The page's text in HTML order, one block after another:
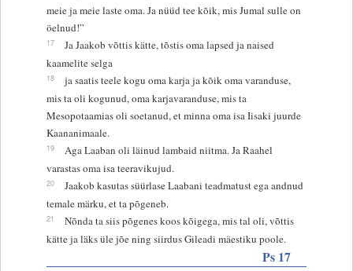
meie ja meie laste oma. Ja nüüd tee kõik, mis Jumal sulle on
öelnud!”
17
Ja Jaakob võttis kätte, tõstis oma lapsed ja naised
kaamelite selga
18
ja saatis teele kogu oma karja ja kõik oma varanduse,
mis ta oli kogunud, oma karjavaranduse, mis ta
Mesopotaamias oli soetanud, et minna oma isa Iisaki juurde
Kaananimaale.
19
Aga Laaban oli läinud lambaid niitma. Ja Raahel
varastas oma isa teeravikujud.
20
Jaakob kasutas süürlase Laabani teadmatust ega andnud
temale märku, et ta põgeneb.
21
Nõnda ta siis põgenes koos kõigega, mis tal oli, võttis
kätte ja läks üle jõe ning siirdus Gileadi mäestiku poole.
Ps 17